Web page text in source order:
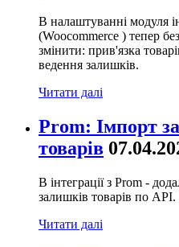
В налаштуванні модуля
(Woocommerce ) тепер
змінити: прив'язка
ведення залишків.
Читати далі
Prom: Імпорт
товарів
В інтеграції з Prom -
залишків товарів по API.
Читати далі